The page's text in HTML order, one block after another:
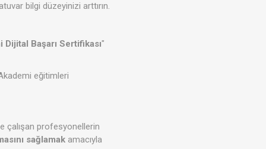
bilgi düzeyinizi arttırın.
Dijital Başarı Sertifikası"
eğitimleri
çalışan profesyonellerin
sağlamak amacıyla